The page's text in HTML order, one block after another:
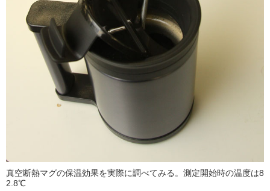
真空断熱マグの保温効果を実際に調べてみる。測定開始時の温度は8
2.8℃